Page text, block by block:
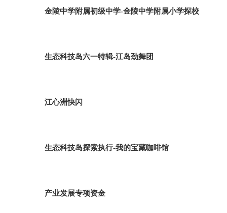
金陵中学附属初级中学-金陵中学附属小学探校
生态科技岛六一特辑-江岛劲舞团
江心洲快闪
生态科技岛探索执行-我的宝藏咖啡馆
产业发展专项资金